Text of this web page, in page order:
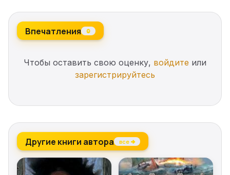
Впечатления 0
Чтобы оставить свою оценку, войдите или
зарегистрируйтесь
Другие книги автора все →